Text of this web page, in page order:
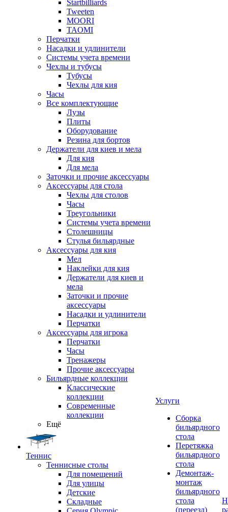
Startbilliards
Tweeten
MOORI
TAOMI
Перчатки
Насадки и удлинители
Системы учета времени
Чехлы и тубусы
Тубусы
Чехлы для кия
Часы
Все комплектующие
Лузы
Плиты
Оборудование
Резина для бортов
Держатели для киев и мела
Для кия
Для мела
Заточки и прочие аксессуары
Аксессуары для стола
Чехлы для столов
Часы
Треугольники
Системы учета времени
Столешницы
Стулья бильярдные
Аксессуары для кия
Мел
Наклейки для кия
Держатели для киев и
мела
Заточки и прочие
аксессуары
Насадки и удлинители
Перчатки
Аксессуары для игрока
Перчатки
Часы
Тренажеры
Прочие аксессуары
Бильярдные коллекции
Классические
коллекции
Современные
коллекции
Ещё
Теннис
Теннисные столы
Для помещений
Для улицы
Детские
Складные
Услуги
Сборка
бильярдного
стола
Перетяжка
бильярдного
стола
Демонтаж-
монтаж
бильярдного
стола
(переезд)